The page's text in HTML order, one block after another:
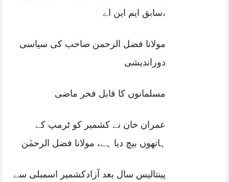
،سابق ایم این اے
مولانا فضل الرحمن صاحب کی سیاسی
دوراندیشی
مسلمانوں کا قابل فخر ماضی
عمران خان نے کشمیر کو ٹرمپ کے
ہاتھوں بیچ دیا ہے، مولانا فضل الرحمٰن
پینتالیس سال بعد آزادکشمیر اسمبلی سے